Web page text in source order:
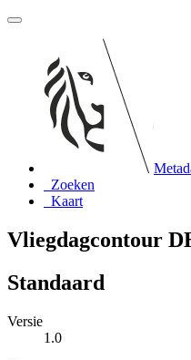
Zoeken
Kaart
Vliegdagcontour
Standaard
Versie
1.0